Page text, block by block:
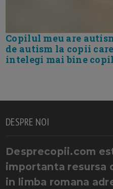
Copilul meu are
de autism la copii
intelegi mai bine
DESPRE NOI
Desprecopii.com
importanta resursa
in limba romana